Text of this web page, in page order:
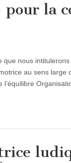
la
que nous
au sens large